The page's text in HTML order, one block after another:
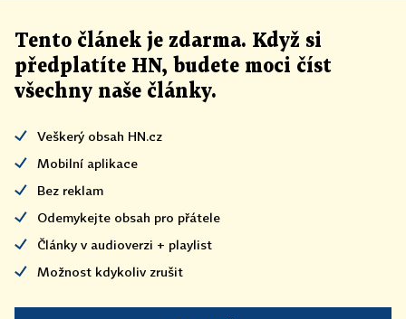
Tento článek je zdarma. Když si
předplatíte HN, budete moci číst
všechny naše články.
Veškerý obsah HN.cz
Mobilní aplikace
Bez reklam
Odemykejte obsah pro přátele
Články v audioverzi + playlist
Možnost kdykoliv zrušit